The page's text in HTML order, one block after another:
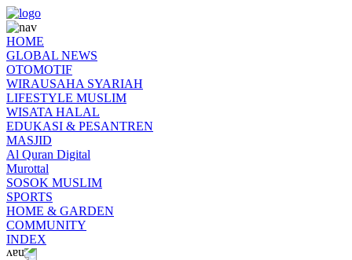
HOME
GLOBAL NEWS
OTOMOTIF
WIRAUSAHA SYARIAH
LIFESTYLE MUSLIM
WISATA HALAL
EDUKASI & PESANTREN
MASJID
Al Quran Digital
Murottal
SOSOK MUSLIM
SPORTS
HOME & GARDEN
COMMUNITY
INDEX